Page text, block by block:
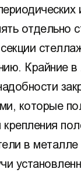
отдельно
Крайние в
которые
в металле